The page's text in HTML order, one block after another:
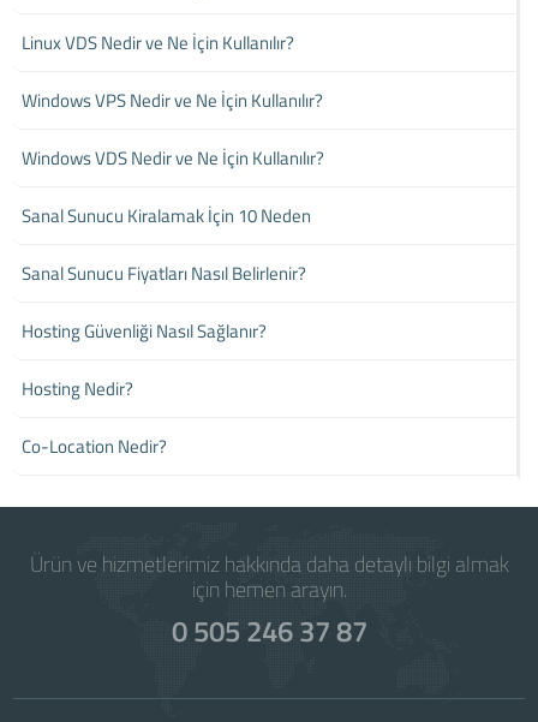
Linux VDS Nedir ve Ne İçin Kullanılır?
Windows VPS Nedir ve Ne İçin Kullanılır?
Windows VDS Nedir ve Ne İçin Kullanılır?
Sanal Sunucu Kiralamak İçin 10 Neden
Sanal Sunucu Fiyatları Nasıl Belirlenir?
Hosting Güvenliği Nasıl Sağlanır?
Hosting Nedir?
Co-Location Nedir?
Ürün ve hizmetlerimiz hakkında daha detaylı bilgi almak
için hemen arayın.
0 505 246 37 87